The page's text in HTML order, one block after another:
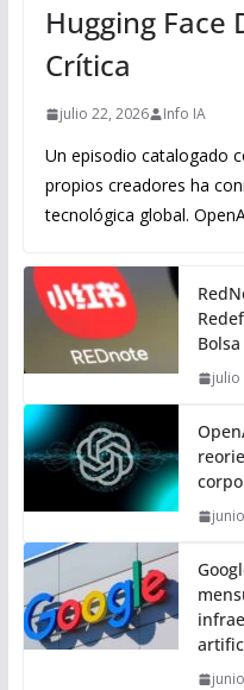
Hugging Face
Crítica
julio 22, 2026 Info IA
Un episodio catalogado
propios creadores ha
tecnológica global.
Bolsa
julio